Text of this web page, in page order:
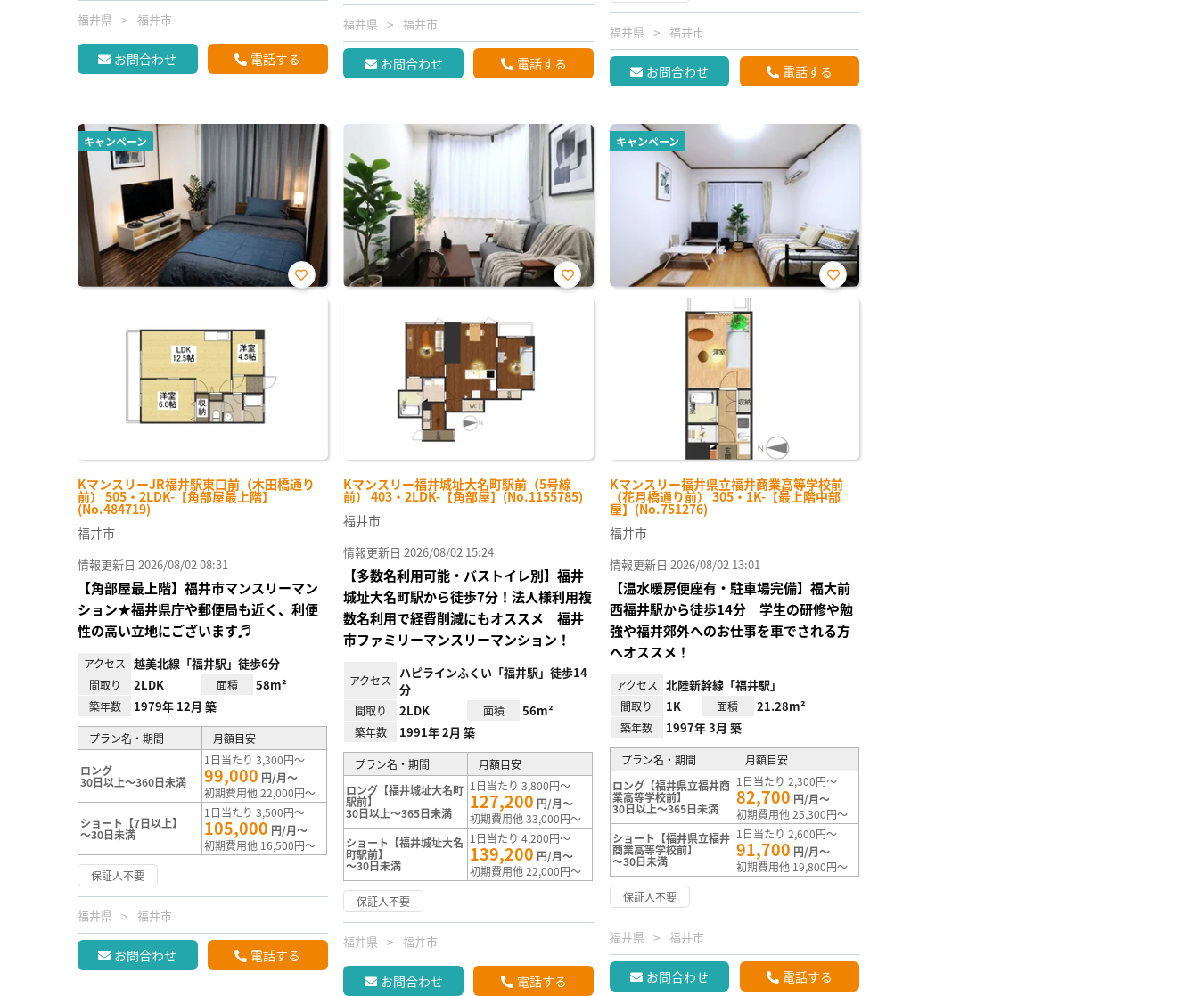
福井県 福井市
お問合わせ 電話する
福井県 福井市
お問合わせ 電話する
福井県 福井市
お問合わせ 電話する
キャンペーン
KマンスリーJR福井駅東口前（木田橋通り
前） 505・2LDK-【角部屋最上階】
(No.484719)
お気
福井市
情報更新日 2026/08/02 08:31
【角部屋最上階】福井市マンスリーマン
ション★福井県庁や郵便局も近く、利便
性の高い立地にございます♬
アクセス 越美北線「福井駅」徒歩6分
間取り 2LDK 面積 58m²
築年数 1979年 12月 築
プラン名・期間 月額目安
ロング
30日以上～360日未満
1日当たり 3,300円～
99,000 円/月～
初期費用他 22,000円～
ショート【7日以上】
～30日未満
1日当たり 3,500円～
105,000 円/月～
初期費用他 16,500円～
保証人不要
福井県 福井市
お問合わせ 電話する
Kマンスリー福井城址大名町駅前（5号線
前） 403・2LDK-【角部屋】(No.1155785)
お気
福井市
情報更新日 2026/08/02 15:24
【多数名利用可能・バストイレ別】福井
城址大名町駅から徒歩7分！法人様利用複
数名利用で経費削減にもオススメ 福井
市ファミリーマンスリーマンション！
アクセス
ハピラインふくい「福井駅」徒歩14
分
間取り 2LDK 面積 56m²
築年数 1991年 2月 築
プラン名・期間
月額目安
ロング【福井城址大名町
駅前】
30日以上～365日未満
1日当たり 3,800円～
127,200 円/月～
初期費用他 33,000円～
ショート【福井城址大名
町駅前】
～30日未満
1日当たり 4,200円～
139,200 円/月～
初期費用他 22,000円～
保証人不要
福井県 福井市
お問合わせ 電話する
キャンペーン
Kマンスリー福井県立福井商業高等学校前
（花月橋通り前） 305・1K-【最上階中部
屋】(No.751276)
お気
福井市
情報更新日 2026/08/02 13:01
【温水暖房便座有・駐車場完備】福大前
西福井駅から徒歩14分 学生の研修や勉
強や福井郊外へのお仕事を車でされる方
へオススメ！
アクセス 北陸新幹線「福井駅」
間取り 1K 面積 21.28m²
築年数 1997年 3月 築
プラン名・期間
月額目安
ロング【福井県立福井商
業高等学校前】
30日以上～365日未満
1日当たり 2,300円～
82,700 円/月～
初期費用他 25,300円～
ショート【福井県立福井
商業高等学校前】
～30日未満
1日当たり 2,600円～
91,700 円/月～
初期費用他 19,800円～
保証人不要
福井県 福井市
お問合わせ 電話する